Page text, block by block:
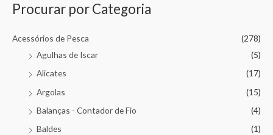
Procurar por Categoria
Acessórios de Pesca
(278)
Agulhas de Iscar
(5)
Alicates
(17)
Argolas
(15)
Balanças - Contador de Fio
(4)
Baldes
(1)